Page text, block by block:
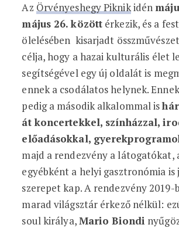
Az Örvényeshegy Piknikidén
május 26. között érkezik, és a
ölelésében kisarjadt
célja, hogy a hazai kulturális élet
segítségével egy új oldalát is
ennek a csodálatos helynek.
pedig a második alkalommal is
át koncertekkel, színházzal,
előadásokkal,
majd a rendezvény a látogatókat,
egyébként a helyi gasztronómia is
szerepet kap. A rendezvény 2019-
marad világsztár érkező nélkül:
soul királya,Mario Biondi